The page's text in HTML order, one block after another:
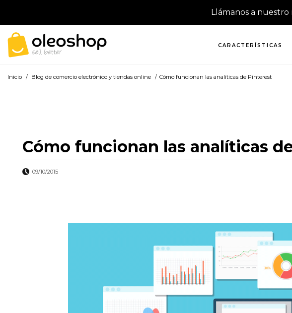
Llámanos a
CARACTERÍSTICAS
Inicio / Blog de comercio electrónico y tiendas online / Cómo funcionan las analíticas de Pinterest
Cómo funcionan las analíticas
09/10/2015